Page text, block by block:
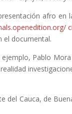
afro
el documental.
Pablo
Cauca, de